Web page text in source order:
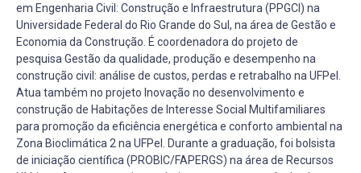
em Engenharia Civil: Construção e Infraestrutura (PPGCI) na
Universidade Federal do Rio Grande do Sul, na área de Gestão e
Economia da Construção. É coordenadora do projeto de
pesquisa Gestão da qualidade, produção e desempenho na
construção civil: análise de custos, perdas e retrabalho na UFPel.
Atua também no projeto Inovação no desenvolvimento e
construção de Habitações de Interesse Social Multifamiliares
para promoção da eficiência energética e conforto ambiental na
Zona Bioclimática 2 na UFPel. Durante a graduação, foi bolsista
de iniciação científica (PROBIC/FAPERGS) na área de Recursos